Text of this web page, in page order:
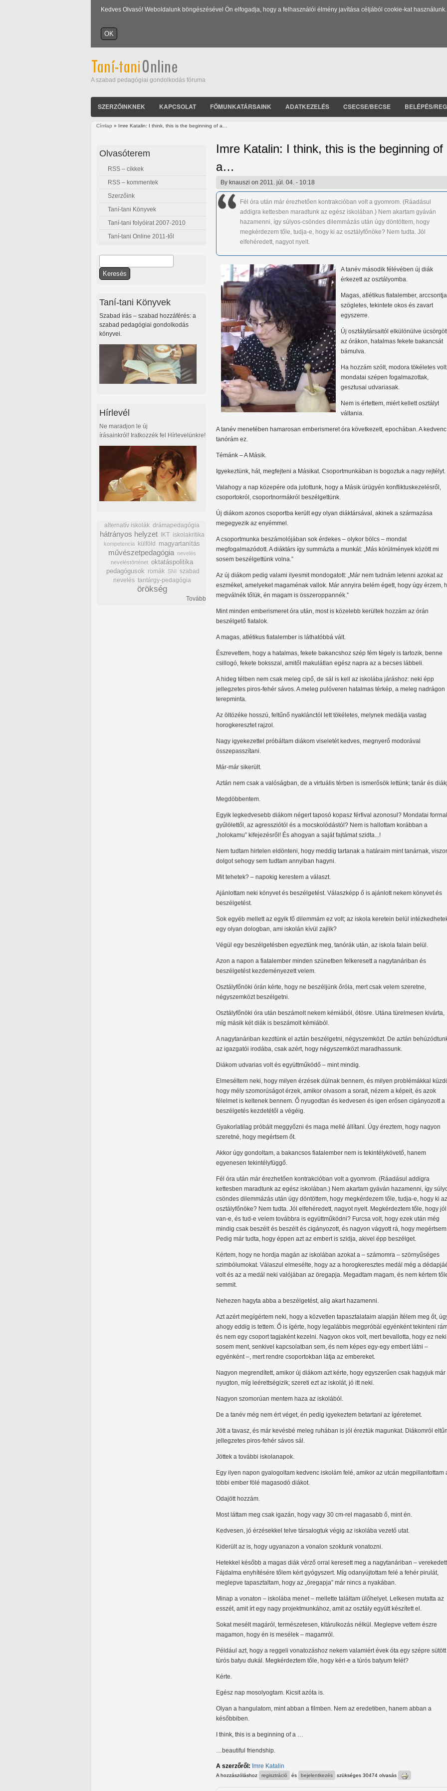
Kedves Olvasó! Weboldalunk böngészésével Ön elfogadja, hogy a felhasználói élmény javítása céljából cookie-kat
A szabad pedagógiai gondolkodás fóruma
SZERZŐINKNEK KAPCSOLAT FŐMUNKATÁRSAINK ADATKEZELÉS CSECSE/BECSE BELÉPÉS/
Címlap » Imre Katalin: I think, this is the beginning of a…
Imre Katalin: I think, this is the beginning of
a…
By knauszi on 2011. júl. 04. - 10:18
Fél óra után már érezhetően kontrakcióban volt a gyomrom. (Ráadásul
addigra kettesben maradtunk az egész iskolában.) Nem akartam gyáván
hazamenni, így súlyos-csöndes dilemmázás után úgy döntöttem, hogy
megkérdezem tőle, tudja-e, hogy ki az osztályfőnöke? Nem tudta. Jól
elfehéredett, nagyot nyelt.
A tanév második félévében új diák
érkezett az osztályomba.
Magas, atlétikus fiatalember, arccsontja
szögletes, tekintete okos és zavart
egyszerre.
Új osztálytársaitól elkülönülve
az órákon, hatalmas fekete bakancsát
bámulva.
Ha hozzám szólt, modora tökéletes
mondatai szépen fogalmazottak,
gesztusai udvariasak.
Nem is értettem, miért kellett osztályt
váltania.
A tanév menetében hamarosan emberismeret óra következett, epochában. A kedvenc
tanórám ez.
Témánk – A Másik.
Igyekeztünk, hát, megfejteni a Másikat. Csoportmunkában is bogoztuk a nagy rejtélyt.
Valahogy a nap közepére oda jutottunk, hogy a Másik ürügyén konfliktuskezelésről,
csoportokról, csoportnormákról beszélgettünk.
Új diákom azonos csoportba került egy olyan diáktársával, akinek a származása
megegyezik az enyémmel.
A csoportmunka beszámolójában sok érdekes – olykor bölcs – mondat
megfogalmazódott. A diáktárs így summázta a munkát: „Más körülmények között mi
sosem beszélgettünk volna.”
Az új diákom pedig valami ilyesmit mondogatott: „Már nem tudnám letenni azokat az
eszméket, amelyeket magaménak vallok. Már annyira belém égett, hogy úgy érzem,
megválnék tőlük, én magam is összeroppannék.”
Mint minden emberismeret óra után, most is közelebb kerültek hozzám az órán
beszélgető fiatalok.
A magas, atlétikus fiatalember is láthatóbbá vált.
Észrevettem, hogy a hatalmas, fekete bakancshoz szép fém tégely is tartozik, benne
csillogó, fekete boksszal, amitől makulátlan egész napra az a becses lábbeli.
A hideg télben nem csak meleg cipő, de sál is kell az iskolába járáshoz: neki épp
jellegzetes piros-fehér sávos. A meleg pulóveren hatalmas térkép, a meleg nadrágon
terepminta.
Az öltözéke hosszú, feltűnő nyaklánctól lett tökéletes, melynek medálja vastag
horogkeresztet rajzol.
Nagy igyekezettel próbáltam diákom viseletét kedves, megnyerő modorával
összepasszítani.
Már-már sikerült.
Aztán nem csak a valóságban, de a virtuális térben is ismerősök lettünk; tanár és
Megdöbbentem.
Egyik legkedvesebb diákom négert taposó kopasz férfival azonosul? Mondatai
gyűlölettől, az agressziótól és a mocskolódástól? Nem is hallottam korábban a
„holokamu” kifejezésről! És ahogyan a saját fajtámat szidta...!
Nem tudtam hirtelen eldönteni, hogy meddig tartanak a határaim mint tanárnak,
dolgot sehogy sem tudtam annyiban hagyni.
Mit tehetek? – napokig kerestem a választ.
Ajánlottam neki könyvet és beszélgetést. Válaszképp ő is ajánlott nekem könyvet és
beszélgetést.
Sok egyéb mellett az egyik fő dilemmám ez volt; az iskola keretein belül
egy olyan dologban, ami iskolán kívül zajlik?
Végül egy beszélgetésben egyeztünk meg, tanórák után, az iskola falain belül.
Azon a napon a fiatalember minden szünetben felkeresett a nagytanáriban és
beszélgetést kezdeményezett velem.
Osztályfőnöki órán kérte, hogy ne beszéljünk őróla, mert csak velem szeretne,
négyszemközt beszélgetni.
Osztályfőnöki óra után beszámolt nekem kémiából, ötösre. Utána türelmesen kivárta,
míg másik két diák is beszámolt kémiából.
A nagytanáriban kezdtünk el aztán beszélgetni, négyszemközt. De aztán
az igazgatói irodába, csak azért, hogy négyszemközt maradhassunk.
Diákom udvarias volt és együttműködő – mint mindig.
Elmeséltem neki, hogy milyen érzések dúlnak bennem, és milyen problémákkal
hogy mély szomorúságot érzek, amikor olvasom a sorait, nézem a képeit, és azok
félelmet is keltenek bennem. Ő nyugodtan és kedvesen és igen erősen cigányozott a
beszélgetés kezdetétől a végéig.
Gyakorlatilag próbált meggyőzni és maga mellé állítani. Úgy éreztem, hogy nagyon
szeretné, hogy megértsem őt.
Akkor úgy gondoltam, a bakancsos fiatalember nem is tekintélykövető, hanem
egyenesen tekintélyfüggő.
Fél óra után már érezhetően kontrakcióban volt a gyomrom. (Ráadásul addigra
kettesben maradtunk az egész iskolában.) Nem akartam gyáván hazamenni, így
csöndes dilemmázás után úgy döntöttem, hogy megkérdezem tőle, tudja-e, hogy ki az
osztályfőnöke? Nem tudta. Jól elfehéredett, nagyot nyelt. Megkérdeztem tőle, hogy jól
van-e, és tud-e velem továbbra is együttműködni? Furcsa volt, hogy ezek után még
mindig csak beszélt és beszélt és cigányozott, és nagyon vágyott rá, hogy
Pedig már tudta, hogy éppen azt az embert is szidja, akivel épp beszélget.
Kértem, hogy ne hordja magán az iskolában azokat a – számomra – szörnyűséges
szimbólumokat. Válaszul elmesélte, hogy az a horogkeresztes medál még a
volt és az a medál neki valójában az öregapja. Megadtam magam, és nem kértem
semmit.
Nehezen hagyta abba a beszélgetést, alig akart hazamenni.
Azt azért megígértem neki, hogy a közvetlen tapasztalataim alapján ítélem meg őt,
ahogy eddig is tettem. Ő is ígérte, hogy legalábbis megpróbál egyénként tekinteni
és nem egy csoport tagjaként kezelni. Nagyon okos volt, mert bevallotta, hogy ez neki
sosem ment, senkivel kapcsolatban sem, és nem képes egy-egy embert látni –
egyénként –, mert rendre csoportokban látja az embereket.
Nagyon megrendített, amikor új diákom azt kérte, hogy egyszerűen csak hagyjuk már
nyugton, míg leérettségizik; szereti ezt az iskolát, jó itt neki.
Nagyon szomorúan mentem haza az iskolából.
De a tanév még nem ért véget, én pedig igyekeztem betartani az ígéretemet.
Jött a tavasz, és már kevésbé meleg ruhában is jól éreztük magunkat. Diákomról
jellegzetes piros-fehér sávos sál.
Jöttek a további iskolanapok.
Egy ilyen napon gyalogoltam kedvenc iskolám felé, amikor az utcán megpillantottam
többi ember fölé magasodó diákot.
Odajött hozzám.
Most láttam meg csak igazán, hogy vagy 30 cm-rel magasabb ő, mint én.
Kedvesen, jó érzésekkel telve társalogtuk végig az iskolába vezető utat.
Kiderült az is, hogy ugyanazon a vonalon szoktunk vonatozni.
Hetekkel később a magas diák vérző orral keresett meg a nagytanáriban –
Fájdalma enyhítésére tőlem kért gyógyszert. Míg odanyújtottam felé a fehér pirulát,
meglepve tapasztaltam, hogy az „öregapja” már nincs a nyakában.
Minap a vonaton – iskolába menet – mellette találtam ülőhelyet. Lelkesen mutatta az
esszét, amit írt egy nagy projektmunkához, amit az osztály együtt készített el.
Sokat mesélt magáról, természetesen, kitárulkozás nélkül. Meglepve vettem észre
magamon, hogy én is mesélek – magamról.
Például azt, hogy a reggeli vonatozáshoz nekem valamiért évek óta egy szépre sütött
túrós batyu dukál. Megkérdeztem tőle, hogy kéri-e a túrós batyum felét?
Kérte.
Egész nap mosolyogtam. Kicsit azóta is.
Olyan a hangulatom, mint abban a filmben. Nem az eredetiben, hanem abban a
későbbiben.
I think, this is a beginning of a …
…beautiful friendship.
A szerzőről: Imre Katalin
A hozzászóláshoz regisztráció és bejelentkezés szükséges 30474 olvasás
Olvasóterem
RSS – cikkek
RSS – kommentek
Szerzőink
Taní-tani Könyvek
Taní-tani folyóirat 2007-2010
Taní-tani Online 2011-től
Keresés űrlap
Taní-tani Könyvek
Szabad írás – szabad hozzáférés: a
szabad pedagógiai gondolkodás
könyvei.
Hírlevél
Ne maradjon le új
írásainkról! Iratkozzék fel Hírlevelünkre!
alternatív iskolák drámapedagógia
hátrányos helyzet IKT iskolakritika
kompetencia külföld magyartanítás
művészetpedagógia
nevelés
neveléstörténet oktatáspolitika
pedagógusok romák SNI szabad
nevelés tantárgy-pedagógia
örökség
Tovább